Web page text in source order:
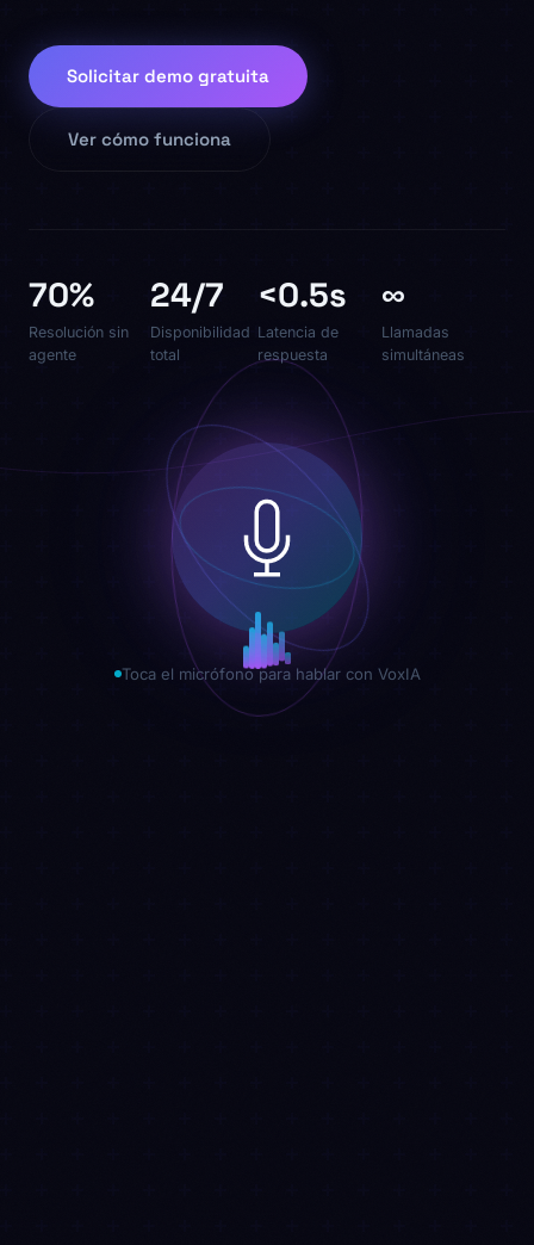
Solicitar demo gratuita
Ver cómo funciona
70%
Resolución sin
agente
24/7
Disponibilidad
total
<0.5s
Latencia de
respuesta
∞
Llamadas
simultáneas
Toca el micrófono para hablar con VoxIA
Chat
Type your question
AI Call